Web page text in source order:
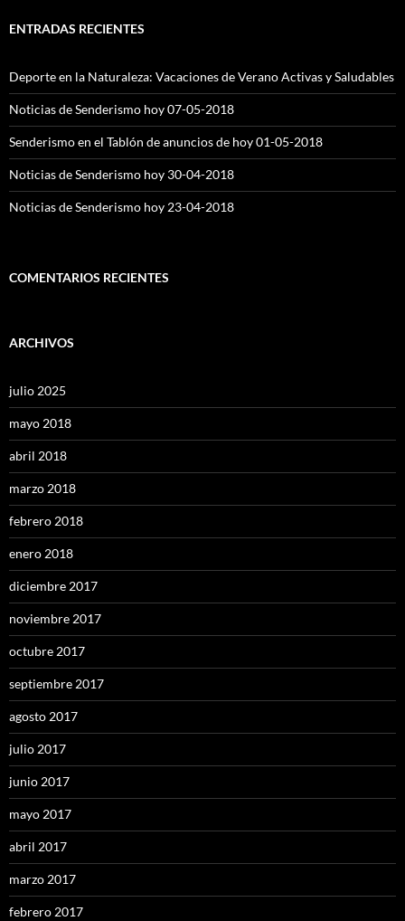
ENTRADAS RECIENTES
Deporte en la Naturaleza: Vacaciones de Verano Activas y Saludables
Noticias de Senderismo hoy 07-05-2018
Senderismo en el Tablón de anuncios de hoy 01-05-2018
Noticias de Senderismo hoy 30-04-2018
Noticias de Senderismo hoy 23-04-2018
COMENTARIOS RECIENTES
ARCHIVOS
julio 2025
mayo 2018
abril 2018
marzo 2018
febrero 2018
enero 2018
diciembre 2017
noviembre 2017
octubre 2017
septiembre 2017
agosto 2017
julio 2017
junio 2017
mayo 2017
abril 2017
marzo 2017
febrero 2017